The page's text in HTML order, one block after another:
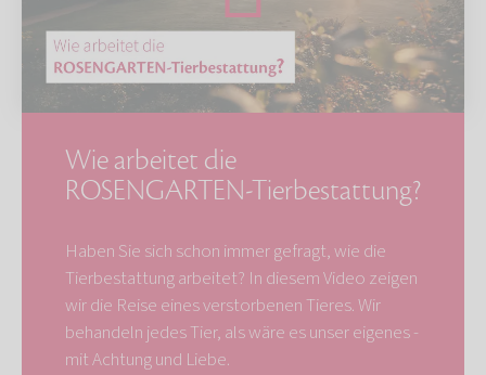
Wie arbeitet die
ROSENGARTEN-Tierbestattung?
Haben Sie sich schon immer gefragt, wie die
Tierbestattung arbeitet? In diesem Video zeigen
wir die Reise eines verstorbenen Tieres. Wir
behandeln jedes Tier, als wäre es unser eigenes -
mit Achtung und Liebe.